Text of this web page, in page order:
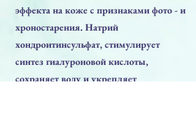
эффекта на коже с признаками фото - и
хроностарения. Натрий
хондроитинсульфат, стимулирует
синтез гиалуроновой кислоты,
сохраняет воду и укрепляет